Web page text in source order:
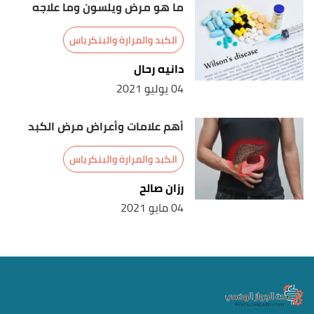
ما هو مرض ويلسون وما علاجه
الكبد والمرارة والبنكرياس
دانيه رحال
04 يوليو 2021
أهم علامات وأعراض مرض الكبد
الكبد والمرارة والبنكرياس
رزان صالح
04 مايو 2021